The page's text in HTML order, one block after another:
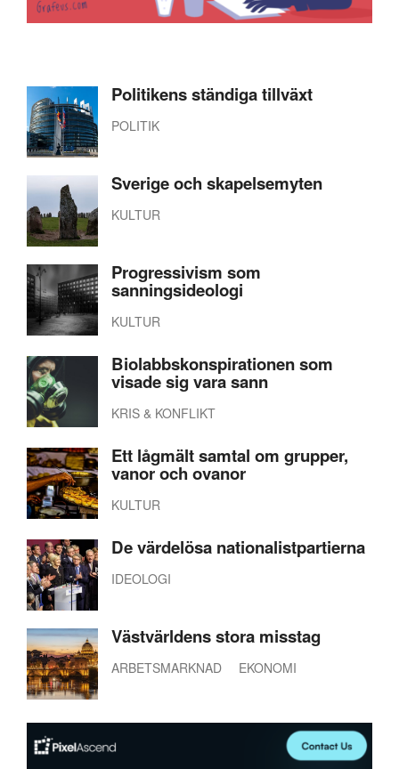
Politikens ständiga tillväxt
POLITIK
Sverige och skapelsemyten
KULTUR
Progressivism som
sanningsideologi
KULTUR
Biolabbskonspirationen som
visade sig vara sann
KRIS & KONFLIKT
Ett lågmält samtal om grupper,
vanor och ovanor
KULTUR
De värdelösa nationalistpartierna
IDEOLOGI
Västvärldens stora misstag
ARBETSMARKNAD EKONOMI